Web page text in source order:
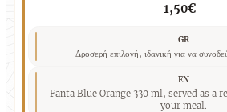
1,50€
GR
Δροσερή επιλογή, ιδανική για να
EN
Fanta Blue Orange 330 ml, served as a
your meal.